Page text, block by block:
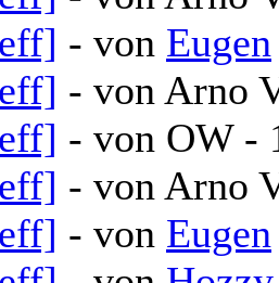
- von Eugen
- von Arno
- von OW -
- von Arno
- von Eugen